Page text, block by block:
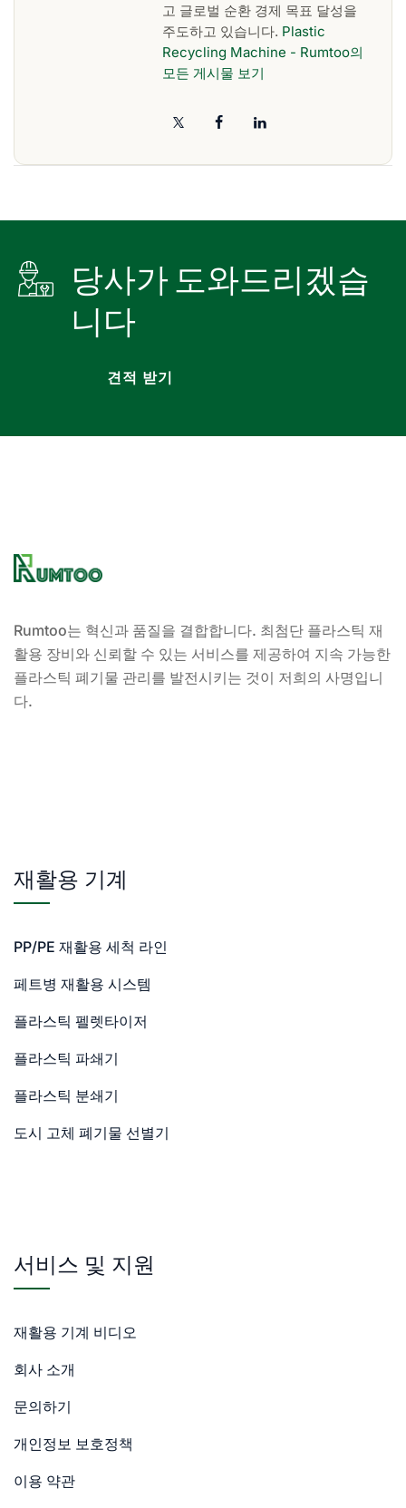
고 글로벌 순환 경제 목표 달성을
주도하고 있습니다. Plastic
Recycling Machine - Rumtoo의
모든 게시물 보기
당사가 도와드리겠습
니다
견적 받기
Rumtoo는 혁신과 품질을 결합합니다. 최첨단 플라스틱 재
활용 장비와 신뢰할 수 있는 서비스를 제공하여 지속 가능한
플라스틱 폐기물 관리를 발전시키는 것이 저희의 사명입니
다.
재활용 기계
PP/PE 재활용 세척 라인
페트병 재활용 시스템
플라스틱 펠렛타이저
플라스틱 파쇄기
플라스틱 분쇄기
도시 고체 폐기물 선별기
서비스 및 지원
재활용 기계 비디오
회사 소개
문의하기
개인정보 보호정책
이용 약관